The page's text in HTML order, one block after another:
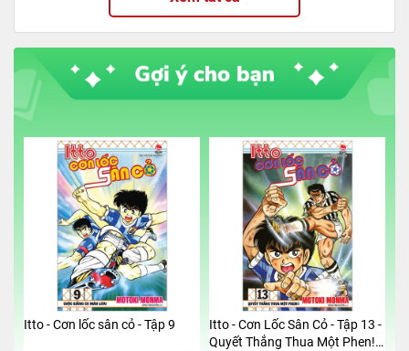
Itto - Cơn lốc sân cỏ - Tập 9
Itto - Cơn Lốc Sân Cỏ - Tập 13 -
Quyết Thắng Thua Một Phen!!